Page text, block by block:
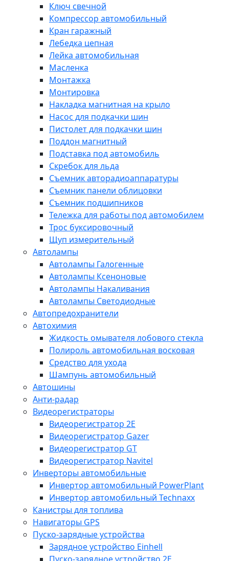
Ключ свечной
Компрессор автомобильный
Кран гаражный
Лебедка цепная
Лейка автомобильная
Масленка
Монтажка
Монтировка
Накладка магнитная на крыло
Насос для подкачки шин
Пистолет для подкачки шин
Поддон магнитный
Подставка под автомобиль
Скребок для льда
Съемник авторадиоаппаратуры
Съемник панели облицовки
Съемник подшипников
Тележка для работы под автомобилем
Трос буксировочный
Щуп измерительный
Автолампы
Автолампы Галогенные
Автолампы Ксеноновые
Автолампы Накаливания
Автолампы Светодиодные
Автопредохранители
Автохимия
Жидкость омывателя лобового стекла
Полироль автомобильная восковая
Средство для ухода
Шампунь автомобильный
Автошины
Анти-радар
Видеорегистраторы
Видеорегистратор 2E
Видеорегистратор Gazer
Видеорегистратор GT
Видеорегистратор Navitel
Инверторы автомобильные
Инвертор автомобильный PowerPlant
Инвертор автомобильный Technaxx
Канистры для топлива
Навигаторы GPS
Пуско-зарядные устройства
Зарядное устройство Einhell